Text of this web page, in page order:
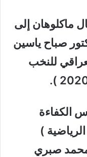
ماكلوهان إلى
الدكتور صباح ياسين
للنخب
الكفاءة
)
محمد صبري